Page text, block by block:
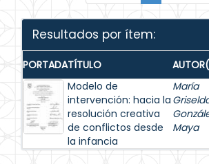
Resultados por ítem:
PORTADATÍTULO
Modelo de
intervención: hacia la
resolución creativa
de conflictos desde
la infancia
María
Maya